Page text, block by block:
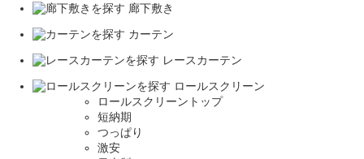
廊下敷き
カーテン
レースカーテン
ロールスクリーン
ロールスクリーントップ
短納期
つっぱり
激安